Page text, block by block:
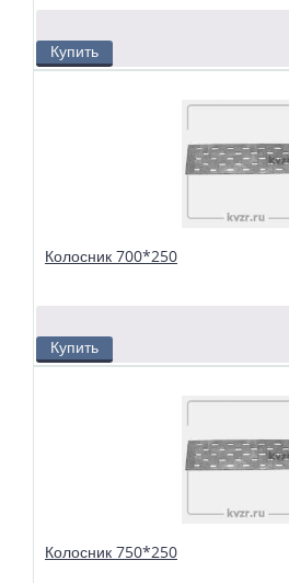
Купить
Колосник 700*250
Купить
твердотопливных водогрейных и паровых
топке устойчивый слой горящего топлива,
колосников собираются колосниковые
Колосник 750*250